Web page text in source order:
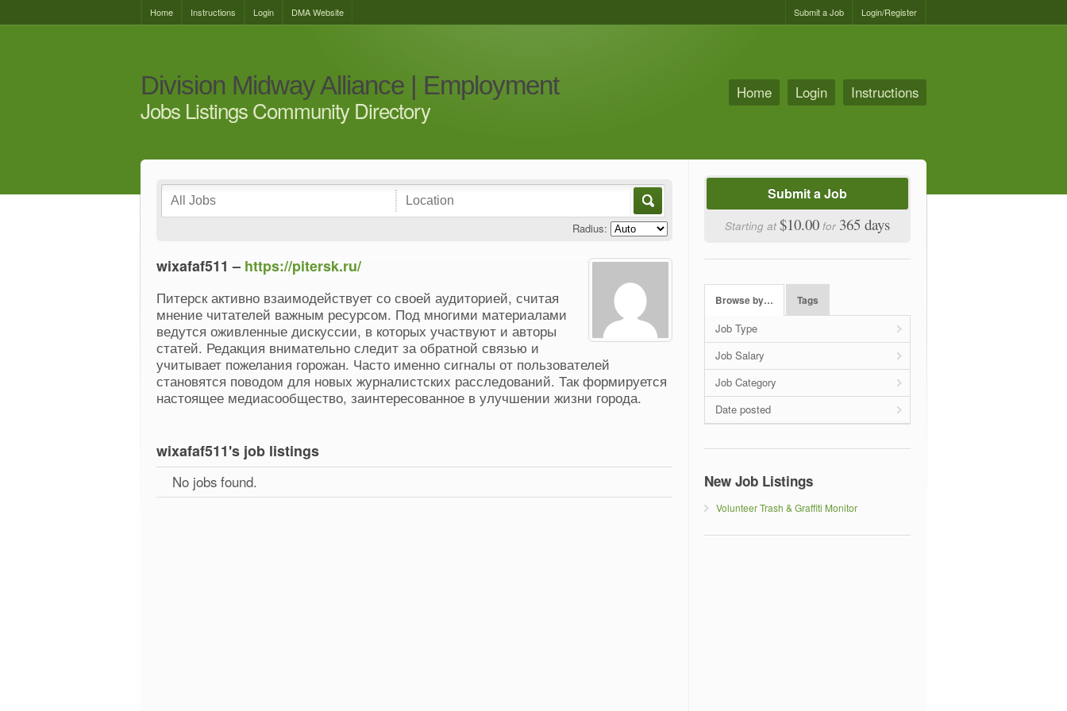
Home Instructions Login DMA Website Login/Register
Submit a Job
Division Midway Alliance | Employment
Jobs Listings Community Directory
Home Login Instructions
Radius:
wixafaf511 – https://pitersk.ru/
Питерск активно взаимодействует со своей аудиторией, считая
мнение читателей важным ресурсом. Под многими материалами
ведутся оживленные дискуссии, в которых участвуют и авторы
статей. Редакция внимательно следит за обратной связью и
учитывает пожелания горожан. Часто именно сигналы от пользователей
становятся поводом для новых журналистских расследований. Так формируется
настоящее медиасообщество, заинтересованное в улучшении жизни города.
wixafaf511's job listings
No jobs found.
Submit a Job
Starting at $10.00 for 365 days
Browse by… Tags
Job Type
Job Salary
Job Category
Date posted
New Job Listings
Volunteer Trash & Graffiti Monitor